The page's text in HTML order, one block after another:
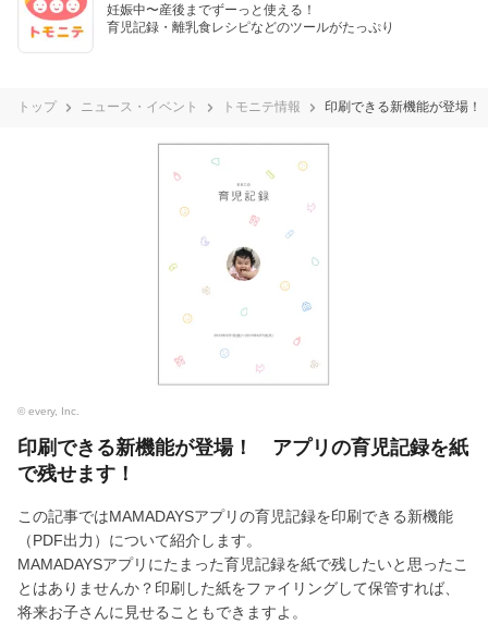
妊娠中〜産後までずーっと使える！
育児記録・離乳食レシピなどのツールがたっぷり
トップ ニュース・イベント トモニテ情報 印刷できる新機能が登場
© every, Inc.
印刷できる新機能が登場！ アプリの育児記録を紙
で残せます！
この記事ではMAMADAYSアプリの育児記録を印刷できる新機能
（PDF出力）について紹介します。
MAMADAYSアプリにたまった育児記録を紙で残したいと思ったこ
とはありませんか？印刷した紙をファイリングして保管すれば、
将来お子さんに見せることもできますよ。